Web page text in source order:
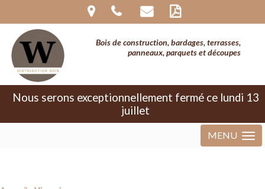
: The magic method
InvisibleReCaptcha\MchLib\Plugin\MchBasePublicPlugin::__wakeup()
must have public visibility in
/home/clients/280750fc15fb311157969f35a32176d0/sites/
bois.com/wp-content/plugins/invisible-
recaptcha/includes/plugin/MchBasePublicPlugin.php
Bois de construction, bardages, terrasses,
panneaux, parquets et découpes
Nous serons exceptionnellement fermé ce lundi 13
juillet
MENU